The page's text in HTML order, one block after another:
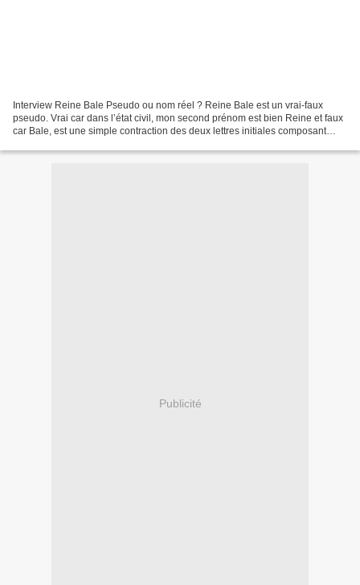
Interview Reine Bale Pseudo ou nom réel ? Reine Bale est un vrai-faux
pseudo. Vrai car dans l’état civil, mon second prénom est bien Reine et faux
car Bale, est une simple contraction des deux lettres initiales composant
Publicité